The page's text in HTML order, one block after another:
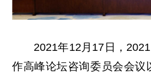
2021年12月17日，
作高峰论坛咨询委员会会议